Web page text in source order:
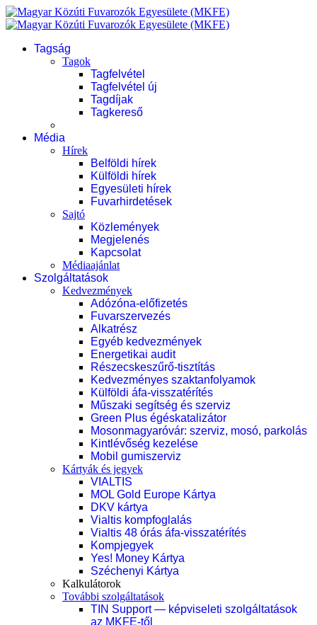
Tagság
Tagok
Tagfelvétel
Tagfelvétel új
Tagdíjak
Tagkereső
Média
Hírek
Belföldi hírek
Külföldi hírek
Egyesületi hírek
Fuvarhirdetések
Sajtó
Közlemények
Megjelenés
Kapcsolat
Médiaajánlat
Szolgáltatások
Kedvezmények
Adózóna-előfizetés
Fuvarszervezés
Alkatrész
Egyéb kedvezmények
Energetikai audit
Részecskeszűrő-tisztítás
Kedvezményes szaktanfolyamok
Külföldi áfa-visszatérítés
Műszaki segítség és szerviz
Green Plus égéskatalizátor
Mosonmagyaróvár: szerviz, mosó, parkolás
Kintlévőség kezelése
Mobil gumiszerviz
Kártyák és jegyek
VIALTIS
MOL Gold Europe Kártya
DKV kártya
Vialtis kompfoglalás
Vialtis 48 órás áfa-visszatérítés
Kompjegyek
Yes! Money Kártya
Széchenyi Kártya
Kalkulátorok
További szolgáltatások
TIN Support — képviseleti szolgáltatások
az MKFE-től